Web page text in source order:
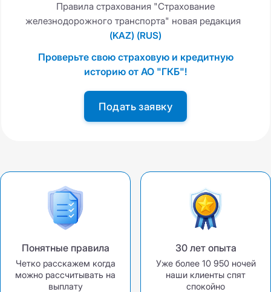
Правила страхования "Страхование
железнодорожного транспорта" новая редакция
(KAZ) (RUS)
Проверьте свою страховую и кредитную
историю от АО "ГКБ"!
Подать заявку
Понятные правила
Четко расскажем когда
можно рассчитывать на
выплату
30 лет опыта
Уже более 10 950 ночей
наши клиенты спят
спокойно